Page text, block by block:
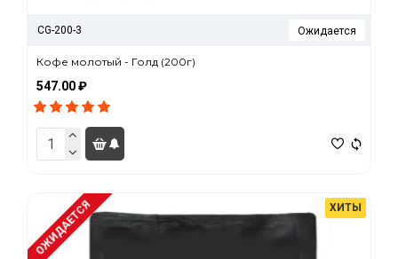
CG-200-3 Ожидается
Кофе молотый - Голд (200г)
547.00 ₽
ХИТЫ
ОЖИДАЕТСЯ